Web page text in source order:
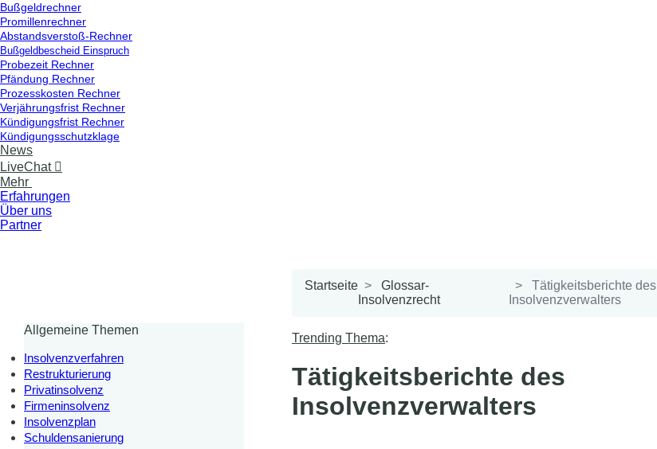
Bußgeldrechner
Promillenrechner
Abstandsverstoß-Rechner
Bußgeldbescheid Einspruch
Probezeit Rechner
Pfändung Rechner
Prozesskosten Rechner
Verjährungsfrist Rechner
Kündigungsfrist Rechner
Kündigungsschutzklage
News
LiveChat 
Mehr
Erfahrungen
Über uns
Partner
Allgemeine Themen
Insolvenzverfahren
Restrukturierung
Privatinsolvenz
Firmeninsolvenz
Insolvenzplan
Schuldensanierung
Startseite
Glossar-
Insolvenzrecht
Tätigkeitsberichte des
Insolvenzverwalters
Trending Thema:
Tätigkeitsberichte des
Insolvenzverwalters